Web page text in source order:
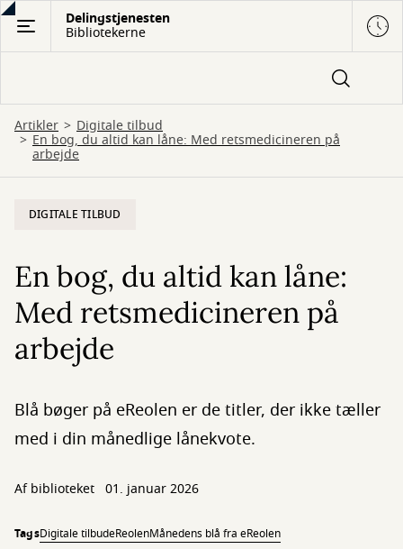
Gå
hovedindhold
Delingstjenesten
Bibliotekerne
Artikler Digitale tilbud
En bog, du altid kan låne: Med retsmedicineren på
arbejde
DIGITALE TILBUD
En bog, du altid kan låne:
Med retsmedicineren på
arbejde
Blå bøger på eReolen er de titler, der ikke tæller
med i din månedlige lånekvote.
Af biblioteket 01. januar 2026
TagsDigitale tilbudeReolenMånedens blå fra eReolen